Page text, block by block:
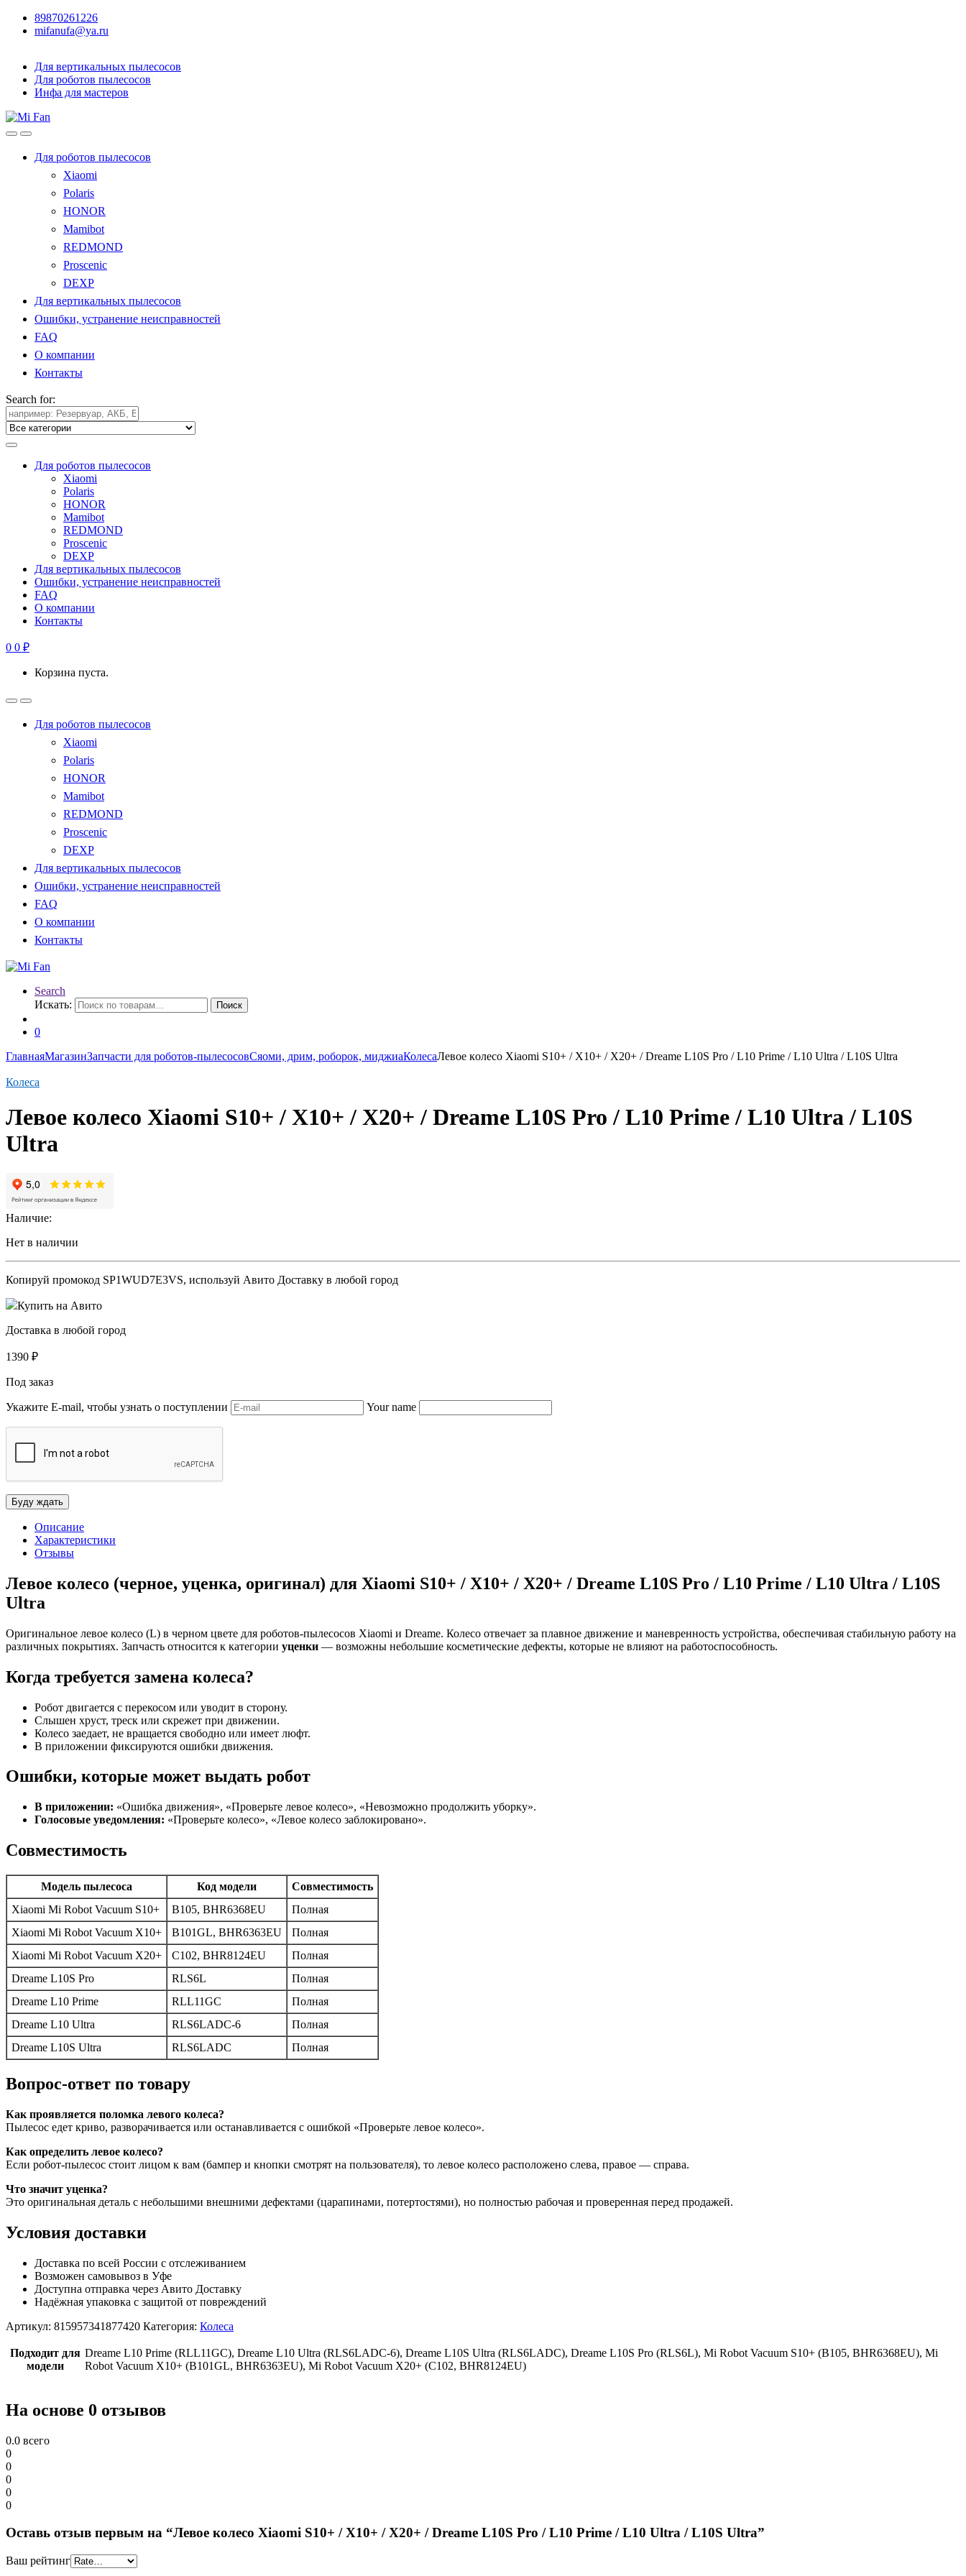
89870261226
mifanufa@ya.ru
Для вертикальных пылесосов
Для роботов пылесосов
Инфа для мастеров
Для роботов пылесосов
Xiaomi
Polaris
HONOR
Mamibot
REDMOND
Proscenic
DEXP
Для вертикальных пылесосов
Ошибки, устранение неисправностей
FAQ
О компании
Контакты
Search for:
Для роботов пылесосов
Xiaomi
Polaris
HONOR
Mamibot
REDMOND
Proscenic
DEXP
Для вертикальных пылесосов
Ошибки, устранение неисправностей
FAQ
О компании
Контакты
0 0 ₽
Корзина пуста.
Для роботов пылесосов
Xiaomi
Polaris
HONOR
Mamibot
REDMOND
Proscenic
DEXP
Для вертикальных пылесосов
Ошибки, устранение неисправностей
FAQ
О компании
Контакты
Search
Искать:
Поиск
0
ГлавнаяМагазинЗапчасти для роботов-пылесосовСяоми, дрим, роборок, миджиаКолесаЛевое кoлеcо Xiaomi S10+ / X10+ / X20+ / Dreаme L10S Pro / L10 Рrimе / L10 Ultra / L10S Ultrа
Колеса
Левое кoлеcо Xiaomi S10+ / X10+ / X20+ / Dreаme L10S Pro / L10 Рrimе / L10 Ultra / L10S
Ultrа
Наличие:
Нет в наличии
Копируй промокод SP1WUD7E3VS, используй Авито Доставку в любой город
Купить на Авито
Доставка в любой город
1390 ₽
Под заказ
Укажите E-mail, чтобы узнать о поступлении Your name
Описание
Характеристики
Отзывы
Левое колесо (черное, уценка, оригинал) для Xiaomi S10+ / X10+ / X20+ / Dreame L10S Pro / L10 Prime / L10 Ultra / L10S
Ultra
Оригинальное левое колесо (L) в черном цвете для роботов-пылесосов Xiaomi и Dreame. Колесо отвечает за плавное движение и маневренность устройства, обеспечивая стабильную работу на
различных покрытиях. Запчасть относится к категории уценки — возможны небольшие косметические дефекты, которые не влияют на работоспособность.
Когда требуется замена колеса?
Робот двигается с перекосом или уводит в сторону.
Слышен хруст, треск или скрежет при движении.
Колесо заедает, не вращается свободно или имеет люфт.
В приложении фиксируются ошибки движения.
Ошибки, которые может выдать робот
В приложении: «Ошибка движения», «Проверьте левое колесо», «Невозможно продолжить уборку».
Голосовые уведомления: «Проверьте колесо», «Левое колесо заблокировано».
Совместимость
Модель пылесоса Код модели
Совместимость
Xiaomi Mi Robot Vacuum S10+
B105, BHR6368EU
Полная
Xiaomi Mi Robot Vacuum X10+
B101GL, BHR6363EU
Полная
Xiaomi Mi Robot Vacuum X20+
C102, BHR8124EU
Полная
Dreame L10S Pro
RLS6L
Полная
Dreame L10 Prime
RLL11GC
Полная
Dreame L10 Ultra
RLS6LADC-6
Полная
Dreame L10S Ultra
RLS6LADC Полная
Вопрос-ответ по товару
Как проявляется поломка левого колеса?
Пылесос едет криво, разворачивается или останавливается с ошибкой «Проверьте левое колесо».
Как определить левое колесо?
Если робот-пылесос стоит лицом к вам (бампер и кнопки смотрят на пользователя), то левое колесо расположено слева, правое — справа.
Что значит уценка?
Это оригинальная деталь с небольшими внешними дефектами (царапинами, потертостями), но полностью рабочая и проверенная перед продажей.
Условия доставки
Доставка по всей России с отслеживанием
Возможен самовывоз в Уфе
Доступна отправка через Авито Доставку
Надёжная упаковка с защитой от повреждений
Артикул: 815957341877420 Категория: Колеса
Подходит для
модели
Dreame L10 Prime (RLL11GC), Dreame L10 Ultra (RLS6LADC-6), Dreame L10S Ultra (RLS6LADC), Drеаmе L10S Рrо (RLS6L), Mi Robot Vacuum S10+ (B105, ВHR6368ЕU), Mi
Robot Vacuum X10+ (B101GL, BHR6363EU), Mi Robot Vacuum X20+ (C102, BHR8124EU)
На основе 0 отзывов
0.0 всего
0
0
0
0
0
Оставь отзыв первым на “Левое кoлеcо Xiaomi S10+ / X10+ / X20+ / Dreаme L10S Pro / L10 Рrimе / L10 Ultra / L10S Ultrа”
Ваш рейтинг